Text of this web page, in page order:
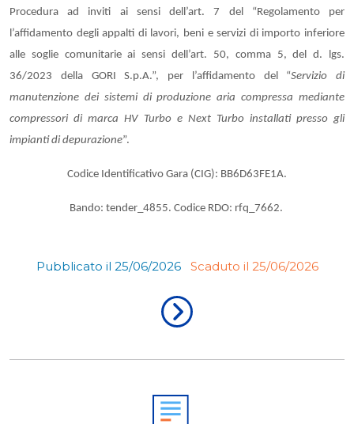
Procedura ad inviti ai sensi dell’art. 7 del “Regolamento per
l’affidamento degli appalti di lavori, beni e servizi di importo inferiore
alle soglie comunitarie ai sensi dell’art. 50, comma 5, del d. lgs.
36/2023 della GORI S.p.A.”, per l’affidamento del “Servizio di
manutenzione dei sistemi di produzione aria compressa mediante
compressori di marca HV Turbo e Next Turbo installati presso gli
impianti di depurazione”.
Codice Identificativo Gara (CIG): BB6D63FE1A.
Bando: tender_4855. Codice RDO: rfq_7662.
Pubblicato il 25/06/2026 Scaduto il 25/06/2026